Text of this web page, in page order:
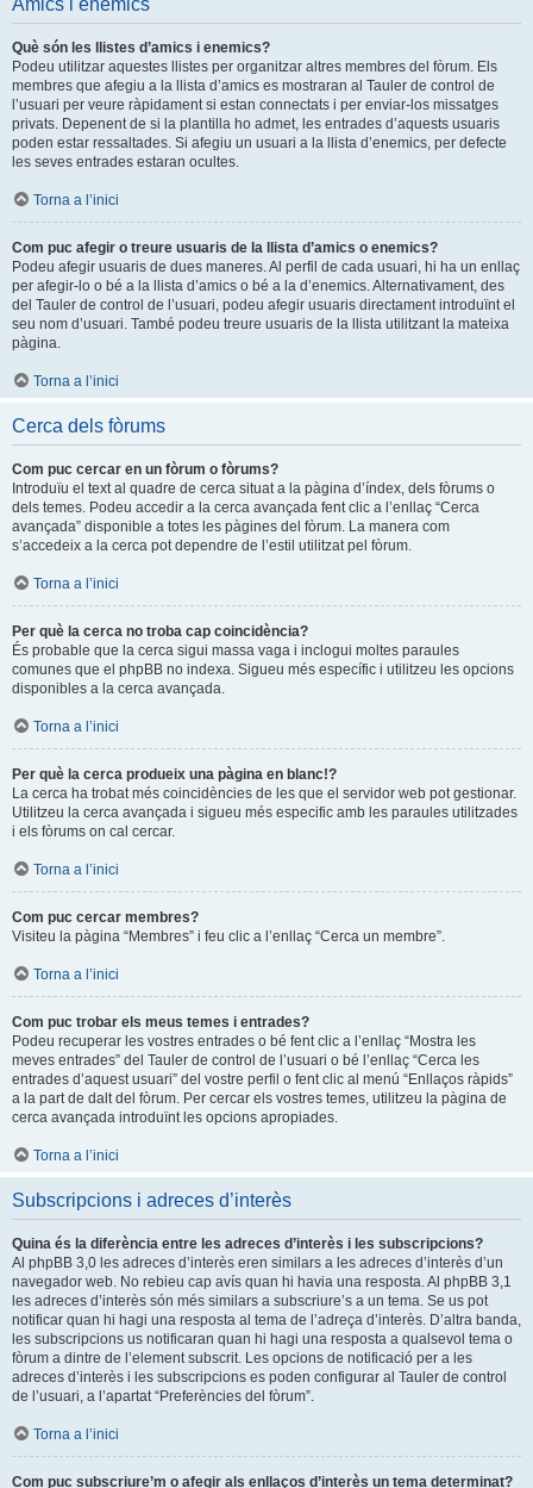
Què són les llistes d’amics i enemics?
Podeu utilitzar aquestes llistes per organitzar altres membres del fòrum. Els
membres que afegiu a la llista d’amics es mostraran al Tauler de control de
l’usuari per veure ràpidament si estan connectats i per enviar-los missatges
privats. Depenent de si la plantilla ho admet, les entrades d’aquests usuaris
poden estar ressaltades. Si afegiu un usuari a la llista d’enemics, per defecte
les seves entrades estaran ocultes.
Torna a l’inici
Com puc afegir o treure usuaris de la llista d’amics o enemics?
Podeu afegir usuaris de dues maneres. Al perfil de cada usuari, hi ha un enllaç
per afegir-lo o bé a la llista d’amics o bé a la d’enemics. Alternativament, des
del Tauler de control de l’usuari, podeu afegir usuaris directament introduïnt el
seu nom d’usuari. També podeu treure usuaris de la llista utilitzant la mateixa
pàgina.
Torna a l’inici
Cerca dels fòrums
Com puc cercar en un fòrum o fòrums?
Introduïu el text al quadre de cerca situat a la pàgina d’índex, dels fòrums o
dels temes. Podeu accedir a la cerca avançada fent clic a l’enllaç “Cerca
avançada” disponible a totes les pàgines del fòrum. La manera com
s’accedeix a la cerca pot dependre de l’estil utilitzat pel fòrum.
Torna a l’inici
Per què la cerca no troba cap coincidència?
És probable que la cerca sigui massa vaga i inclogui moltes paraules
comunes que el phpBB no indexa. Sigueu més específic i utilitzeu les opcions
disponibles a la cerca avançada.
Torna a l’inici
Per què la cerca produeix una pàgina en blanc!?
La cerca ha trobat més coincidències de les que el servidor web pot gestionar.
Utilitzeu la cerca avançada i sigueu més especific amb les paraules utilitzades
i els fòrums on cal cercar.
Torna a l’inici
Com puc cercar membres?
Visiteu la pàgina “Membres” i feu clic a l’enllaç “Cerca un membre”.
Torna a l’inici
Com puc trobar els meus temes i entrades?
Podeu recuperar les vostres entrades o bé fent clic a l’enllaç “Mostra les
meves entrades” del Tauler de control de l’usuari o bé l’enllaç “Cerca les
entrades d’aquest usuari” del vostre perfil o fent clic al menú “Enllaços ràpids”
a la part de dalt del fòrum. Per cercar els vostres temes, utilitzeu la pàgina de
cerca avançada introduïnt les opcions apropiades.
Torna a l’inici
Subscripcions i adreces d’interès
Quina és la diferència entre les adreces d’interès i les subscripcions?
Al phpBB 3,0 les adreces d’interès eren similars a les adreces d’interès d’un
navegador web. No rebieu cap avís quan hi havia una resposta. Al phpBB 3,1
les adreces d’interès són més similars a subscriure’s a un tema. Se us pot
notificar quan hi hagi una resposta al tema de l’adreça d’interès. D’altra banda,
les subscripcions us notificaran quan hi hagi una resposta a qualsevol tema o
fòrum a dintre de l’element subscrit. Les opcions de notificació per a les
adreces d’interès i les subscripcions es poden configurar al Tauler de control
de l’usuari, a l’apartat “Preferències del fòrum”.
Torna a l’inici
Com puc subscriure’m o afegir als enllaços d’interès un tema determinat?